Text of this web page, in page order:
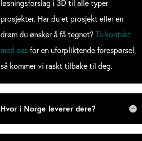
løsningsforslag i 3D til alle typer
prosjekter. Har du et prosjekt eller en
drøm du ønsker å få tegnet? Ta kontakt
med ossfor en uforpliktende forespørsel,
så kommer vi raskt tilbake til deg.
Hvor i Norge leverer dere?